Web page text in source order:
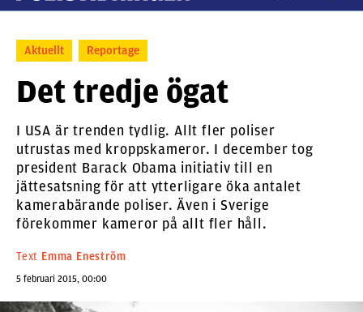
Aktuellt Reportage
Det tredje ögat
I USA är trenden tydlig. Allt fler poliser
utrustas med kroppskameror. I december tog
president Barack Obama initiativ till en
jättesatsning för att ytterligare öka antalet
kamerabärande poliser. Även i Sverige
förekommer kameror på allt fler håll.
Text Emma Eneström
5 februari 2015, 00:00